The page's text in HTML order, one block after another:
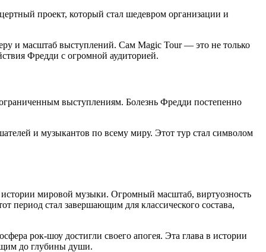
проект, который стал шедевром организации и
и масштаб выступлений. Сам Magic Tour — это не только
Фредди с огромной аудиторией.
выступлениям. Болезнь Фредди постепенно
и музыкантов по всему миру. Этот тур стал символом
мировой музыки. Огромный масштаб, виртуозность
период стал завершающим для классического состава,
рок-шоу достигли своего апогея. Эта глава в истории
до глубины души.